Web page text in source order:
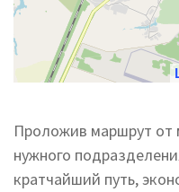
Проложив маршрут от
нужного
кратчайший путь,